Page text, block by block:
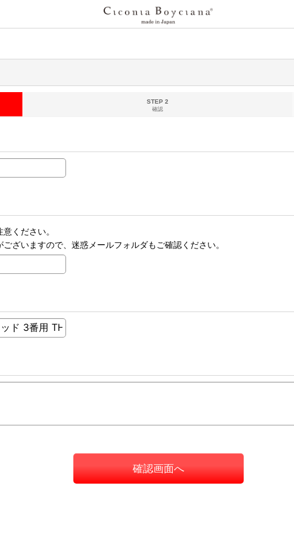
STEP 2
確認
ください。
ざいますので、迷惑メールフォルダもご確認ください。
確認画面へ